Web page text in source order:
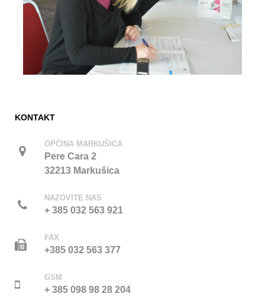
KONTAKT
OPĆINA MARKUŠICA
Pere Cara 2
32213 Markušica
NAZOVITE NAS
+ 385 032 563 921
FAX
+385 032 563 377
GSM
+ 385 098 98 28 204